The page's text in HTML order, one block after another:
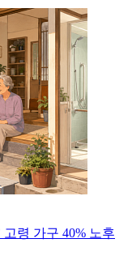
령 가구 40% 노후